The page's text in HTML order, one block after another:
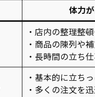
体力
・店内の整理整
・商品の陳列や
・長時間の立ち
・基本的に立ち
・多くの注文を